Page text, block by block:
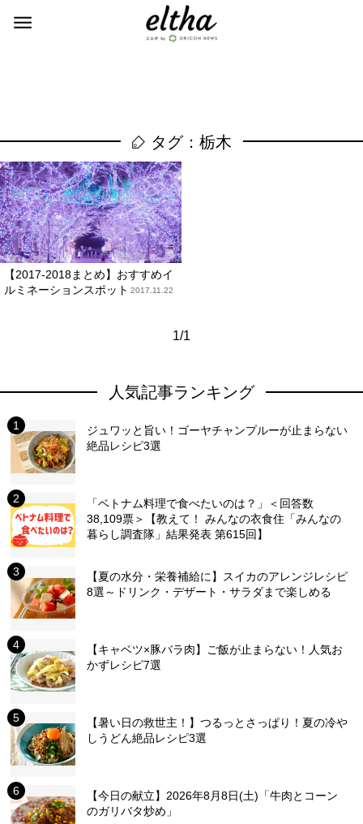
タグ：栃木
【2017-2018まとめ】おすすめイ
ルミネーションスポット 2017.11.22
1/1
人気記事ランキング
ジュワッと旨い！ゴーヤチャンプルーが止まらない
絶品レシピ3選
「ベトナム料理で食べたいのは？」＜回答数
38,109票＞【教えて！ みんなの衣食住「みんなの
暮らし調査隊」結果発表 第615回】
【夏の水分・栄養補給に】スイカのアレンジレシピ
8選～ドリンク・デザート・サラダまで楽しめる
【キャベツ×豚バラ肉】ご飯が止まらない！人気お
かずレシピ7選
【暑い日の救世主！】つるっとさっぱり！夏の冷や
しうどん絶品レシピ3選
【今日の献立】2026年8月8日(土)「牛肉とコーン
のガリバタ炒め」